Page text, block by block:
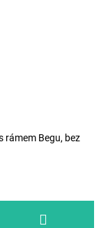
rámem Begu, bez